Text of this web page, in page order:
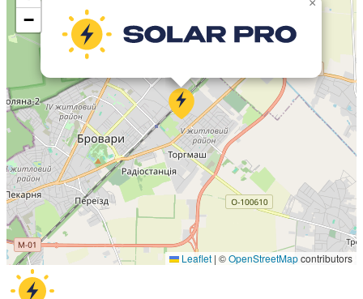
×
−
Leaflet | ©OpenStreetMapcontributors